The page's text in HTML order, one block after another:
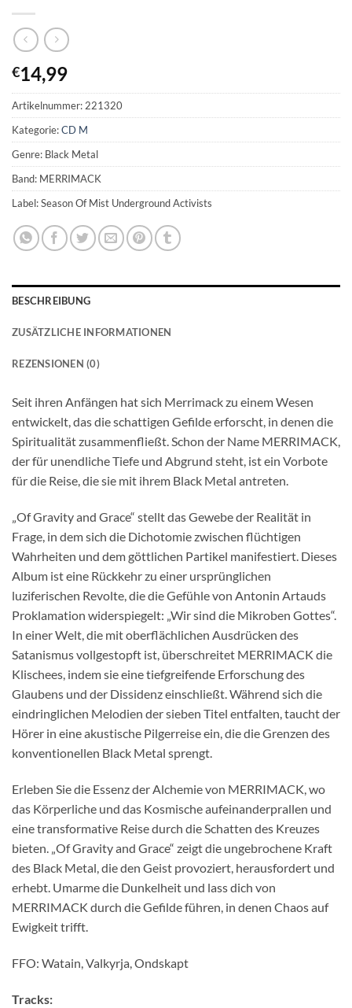
€14,99
Artikelnummer:221320
Kategorie:CD M
Genre: Black Metal
Band: MERRIMACK
Label: Season Of Mist Underground Activists
BESCHREIBUNG
ZUSÄTZLICHE INFORMATIONEN
REZENSIONEN (0)
Seit ihren Anfängen hat sich Merrimack zu einem Wesen
entwickelt, das die schattigen Gefilde erforscht, in denen die
Spiritualität zusammenfließt. Schon der Name MERRIMACK,
der für unendliche Tiefe und Abgrund steht, ist ein Vorbote
für die Reise, die sie mit ihrem Black Metal antreten.
„Of Gravity and Grace“ stellt das Gewebe der Realität in
Frage, in dem sich die Dichotomie zwischen flüchtigen
Wahrheiten und dem göttlichen Partikel manifestiert. Dieses
Album ist eine Rückkehr zu einer ursprünglichen
luziferischen Revolte, die die Gefühle von Antonin Artauds
Proklamation widerspiegelt: „Wir sind die Mikroben Gottes“.
In einer Welt, die mit oberflächlichen Ausdrücken des
Satanismus vollgestopft ist, überschreitet MERRIMACK die
Klischees, indem sie eine tiefgreifende Erforschung des
Glaubens und der Dissidenz einschließt. Während sich die
eindringlichen Melodien der sieben Titel entfalten, taucht der
Hörer in eine akustische Pilgerreise ein, die die Grenzen des
konventionellen Black Metal sprengt.
Erleben Sie die Essenz der Alchemie von MERRIMACK, wo
das Körperliche und das Kosmische aufeinanderprallen und
eine transformative Reise durch die Schatten des Kreuzes
bieten. „Of Gravity and Grace“ zeigt die ungebrochene Kraft
des Black Metal, die den Geist provoziert, herausfordert und
erhebt. Umarme die Dunkelheit und lass dich von
MERRIMACK durch die Gefilde führen, in denen Chaos auf
Ewigkeit trifft.
FFO: Watain, Valkyrja, Ondskapt
Tracks: